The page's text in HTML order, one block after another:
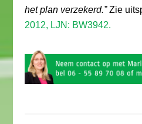
het plan verzekerd.”Zie
2012, LJN: BW3942.